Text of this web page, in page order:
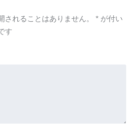
されることはありません。 *が付い
す